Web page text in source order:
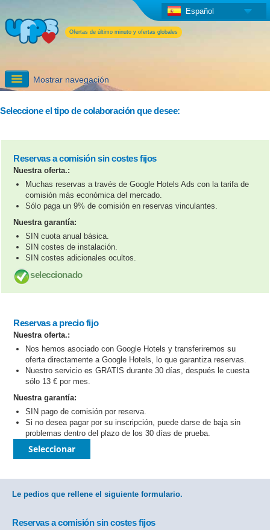
Ofertas de último minuto y ofertas globales
Español
Mostrar navegación
Servicios adicionales de UPPS
Seleccione el tipo de colaboración que desee:
Reservas a comisión sin costes fijos
Nuestra oferta.:
Muchas reservas a través de Google Hotels Ads con la tarifa de
comisión más económica del mercado.
Sólo paga un 9% de comisión en reservas vinculantes.
Nuestra garantía:
SIN cuota anual básica.
SIN costes de instalación.
SIN costes adicionales ocultos.
seleccionado
Reservas a precio fijo
Nuestra oferta.:
Nos hemos asociado con Google Hotels y transferiremos su
oferta directamente a Google Hotels, lo que garantiza reservas.
Nuestro servicio es GRATIS durante 30 días, después le cuesta
sólo 13 € por mes.
Nuestra garantía:
SIN pago de comisión por reserva.
Si no desea pagar por su inscripción, puede darse de baja sin
problemas dentro del plazo de los 30 días de prueba.
Seleccionar
Le pedios que rellene el siguiente formulario.
Reservas a comisión sin costes fijos